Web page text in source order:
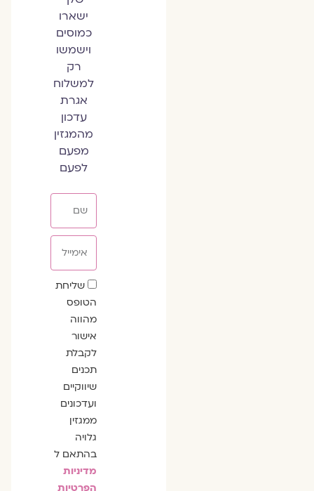
ישארו
כמוסים
וישמשו
רק
למשלוח
אגרת
עדכון
מהמגזין
מפעם
לפעם
שדה
הסכמה
שליחת
הטופס
מהווה
אישור
לקבלת
תכנים
שיווקיים
ועדכונים
ממגזין
גלויה
בהתאם ל
מדיניות
הפרטיות